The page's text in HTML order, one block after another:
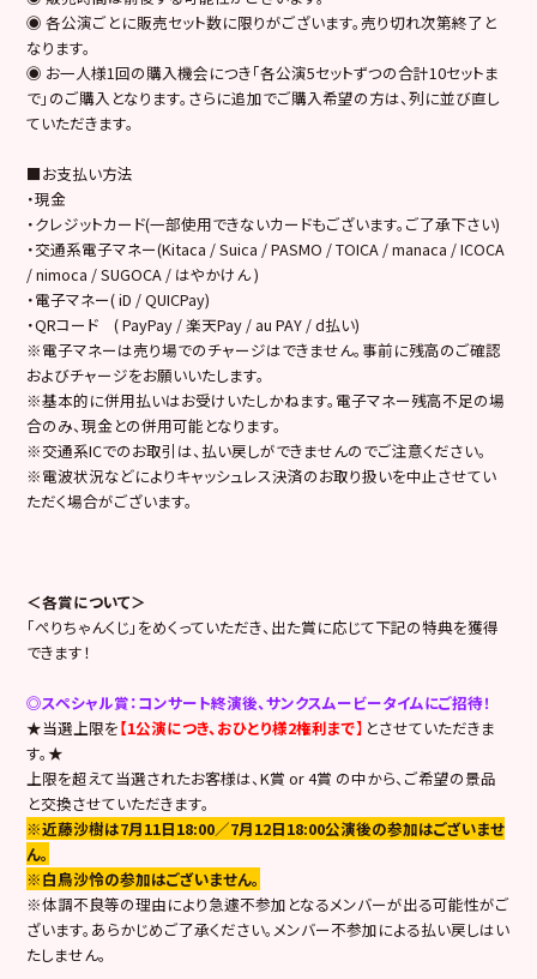
◉ 各公演ごとに販売セット数に限りがございます。売り切れ次第終了と
なります。
◉ お一人様1回の購入機会につき「各公演5セットずつの合計10セットま
で」のご購入となります。さらに追加でご購入希望の方は、列に並び直し
ていただきます。
■お支払い方法
・現金
・クレジットカード(一部使用できないカードもございます。ご了承下さい)
・交通系電子マネー(Kitaca / Suica / PASMO / TOICA / manaca / ICOCA
/ nimoca / SUGOCA / はやかけん )
・電子マネー( iD / QUICPay)
・QRコード ( PayPay / 楽天Pay / au PAY / d払い)
※電子マネーは売り場でのチャージはできません。事前に残高のご確認
およびチャージをお願いいたします。
※基本的に併用払いはお受けいたしかねます。電子マネー残高不足の場
合のみ、現金との併用可能となります。
※交通系ICでのお取引は、払い戻しができませんのでご注意ください。
※電波状況などによりキャッシュレス決済のお取り扱いを中止させてい
ただく場合がございます。
＜各賞について＞
「ぺりちゃんくじ」をめくっていただき、出た賞に応じて下記の特典を獲得
できます！
◎スペシャル賞：コンサート終演後、サンクスムービータイムにご招待！
★当選上限を【1公演につき、おひとり様2権利まで】 とさせていただきま
す。★
上限を超えて当選されたお客様は、K賞 or 4賞 の中から、ご希望の景品
と交換させていただきます。
※近藤沙樹は7月11日18:00／7月12日18:00公演後の参加はございませ
ん。
※白鳥沙怜の参加はございません。
※体調不良等の理由により急遽不参加となるメンバーが出る可能性がご
ざいます。あらかじめご了承ください。メンバー不参加による払い戻しはい
たしません。